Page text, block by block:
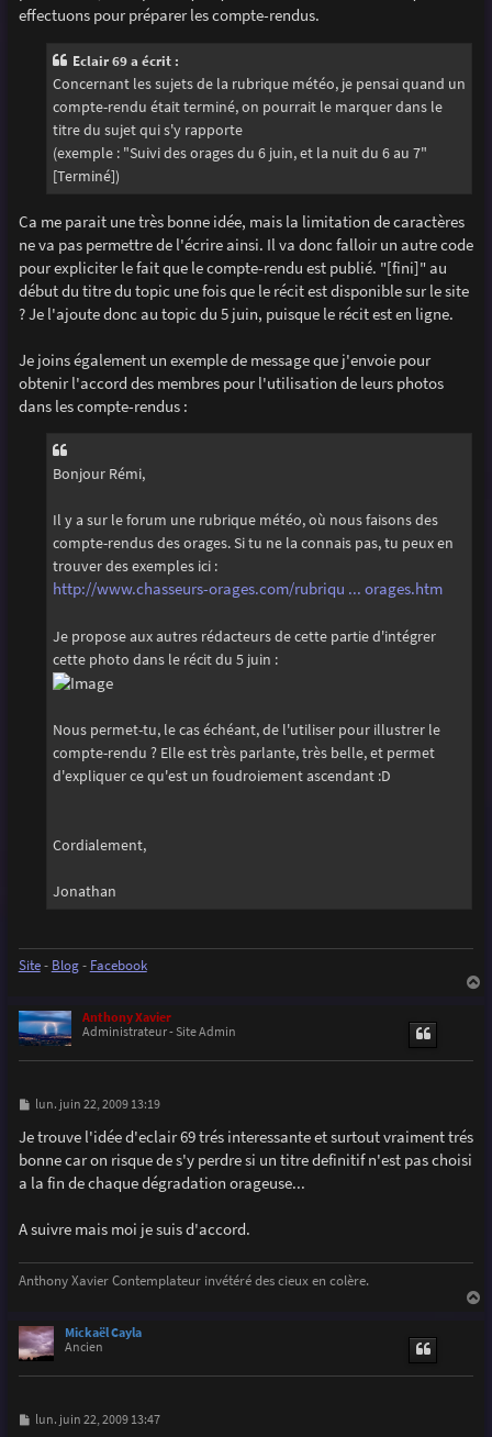
g
e
effectuons pour préparer les compte-rendus.
Eclair 69 a écrit :
Concernant les sujets de la rubrique météo, je pensai quand un
compte-rendu était terminé, on pourrait le marquer dans le
titre du sujet qui s'y rapporte
(exemple : "Suivi des orages du 6 juin, et la nuit du 6 au 7"
[Terminé])
Ca me parait une très bonne idée, mais la limitation de caractères
ne va pas permettre de l'écrire ainsi. Il va donc falloir un autre code
pour expliciter le fait que le compte-rendu est publié. "[fini]" au
début du titre du topic une fois que le récit est disponible sur le site
? Je l'ajoute donc au topic du 5 juin, puisque le récit est en ligne.
Je joins également un exemple de message que j'envoie pour
obtenir l'accord des membres pour l'utilisation de leurs photos
dans les compte-rendus :
Bonjour Rémi,
Il y a sur le forum une rubrique météo, où nous faisons des
compte-rendus des orages. Si tu ne la connais pas, tu peux en
trouver des exemples ici :
http://www.chasseurs-orages.com/rubriqu ... orages.htm
Je propose aux autres rédacteurs de cette partie d'intégrer
cette photo dans le récit du 5 juin :
Nous permet-tu, le cas échéant, de l'utiliser pour illustrer le
compte-rendu ? Elle est très parlante, très belle, et permet
d'expliquer ce qu'est un foudroiement ascendant :D
Cordialement,
Jonathan
Site- Blog- Facebook
Anthony Xavier
Administrateur - Site Admin
M
s
s
a
g
e
lun. juin 22, 2009 13:19
Je trouve l'idée d'eclair 69 trés interessante et surtout vraiment trés
bonne car on risque de s'y perdre si un titre definitif n'est pas choisi
a la fin de chaque dégradation orageuse...
A suivre mais moi je suis d'accord.
Anthony Xavier Contemplateur invétéré des cieux en colère.
Mickaël Cayla
Ancien
Mlun. juin 22, 2009 13:47